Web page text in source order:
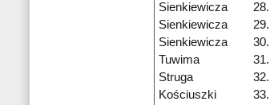
Sienkiewicza
28.
Sienkiewicza
29.
Sienkiewicza
30.
Tuwima
31.
Struga
32.
Kościuszki
33.